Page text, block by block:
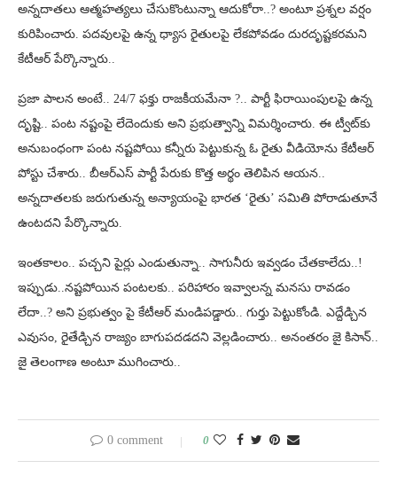
అన్నదాతలు ఆత్మహత్యలు చేసుకొంటున్నా ఆదుకోరా..? అంటూ ప్రశ్నల వర్షం
కురిపించారు. పదవులపై ఉన్న ధ్యాస రైతులపై లేకపోవడం దురదృష్టకరమని
కేటీఆర్ పేర్కొన్నారు..
ప్రజా పాలన అంటే.. 24/7 ఫక్తు రాజకీయమేనా ?.. పార్టీ ఫిరాయింపులపై ఉన్న
దృష్టి.. పంట నష్టంపై లేదెందుకు అని ప్రభుత్వాన్ని విమర్శించారు. ఈ ట్వీట్‌కు
అనుబంధంగా పంట నష్టపోయి కన్నీరు పెట్టుకున్న ఓ రైతు వీడియోను కేటీఆర్
పోస్టు చేశారు.. బీఆర్ఎస్ పార్టీ పేరుకు కొత్త అర్థం తెలిపిన ఆయన..
అన్నదాతలకు జరుగుతున్న అన్యాయంపై భారత ‘రైతు’ సమితి పోరాడుతూనే
ఉంటదని పేర్కొన్నారు.
ఇంతకాలం.. పచ్చని పైర్లు ఎండుతున్నా.. సాగునీరు ఇవ్వడం చేతకాలేదు..!
ఇప్పుడు..నష్టపోయిన పంటలకు.. పరిహారం ఇవ్వాలన్న మనసు రావడం
లేదా..? అని ప్రభుత్వం పై కేటీఆర్ మండిపడ్డారు.. గుర్తు పెట్టుకోండి. ఎద్దేడ్చిన
ఎవుసం, రైతేడ్చిన రాజ్యం బాగుపదడదని వెల్లడించారు.. అనంతరం జై కిసాన్..
జై తెలంగాణ అంటూ ముగించారు..
0 comment 0